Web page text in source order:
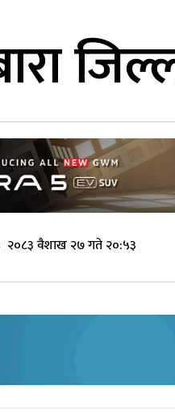
२०८३ वैशाख २७ गते २०:५३